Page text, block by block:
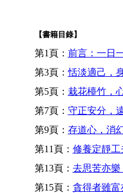
【書籍目錄】
第1頁： 前言：一日
第3頁：恬淡適己，
第5頁： 栽花檯竹，
第7頁： 守正安分，
第9頁： 存道心，消
第11頁： 修養定靜
第13頁： 去思苦亦
第15頁： 貪得者雖富